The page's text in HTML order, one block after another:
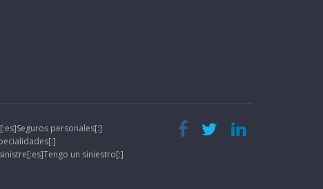
personales[:]
un siniestro[:]